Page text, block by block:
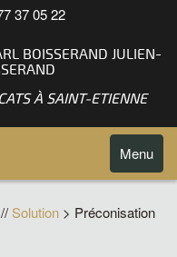
37 05 22
BOISSERAND JULIEN-
À SAINT-ETIENNE
Toggle
Menu
//Solution > Préconisation